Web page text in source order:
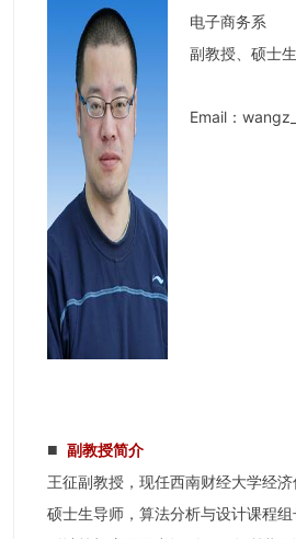
电子商务系
副教授、硕士
Email ：
■ 副教授简介
王征副教授，现任西南财经大学经济
硕士生导师，算法分析与设计课程组